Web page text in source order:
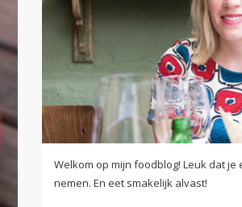
Welkom op mijn foodblog! Leuk dat je
nemen. En eet smakelijk alvast!